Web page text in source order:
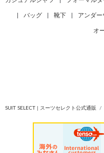
バッグ 靴下 アンダー
オ
SUIT SELECT | スーツセレクト公式通販